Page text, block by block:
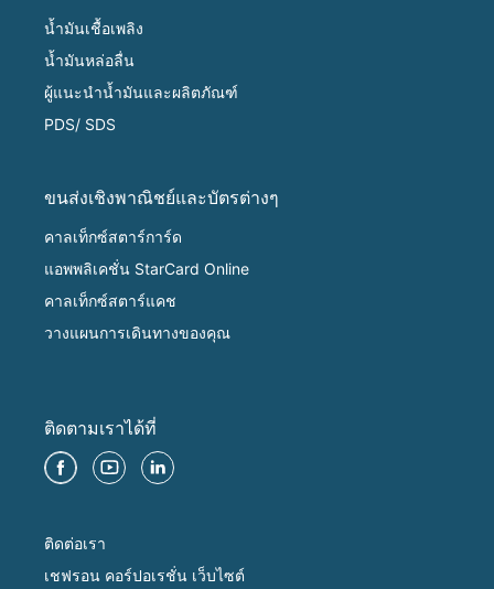
น้ำมันเชื้อเพลิง
น้ำมันหล่อลื่น
ผู้แนะนำน้ำมันและผลิตภัณฑ์
PDS/ SDS
ขนส่งเชิงพาณิชย์และบัตรต่างๆ
คาลเท็กซ์สตาร์การ์ด
แอพพลิเคชั่น StarCard Online
คาลเท็กซ์สตาร์แคช
วางแผนการเดินทางของคุณ
ติดตามเราได้ที่
ติดต่อเรา
เชฟรอน คอร์ปอเรชั่น เว็บไซต์